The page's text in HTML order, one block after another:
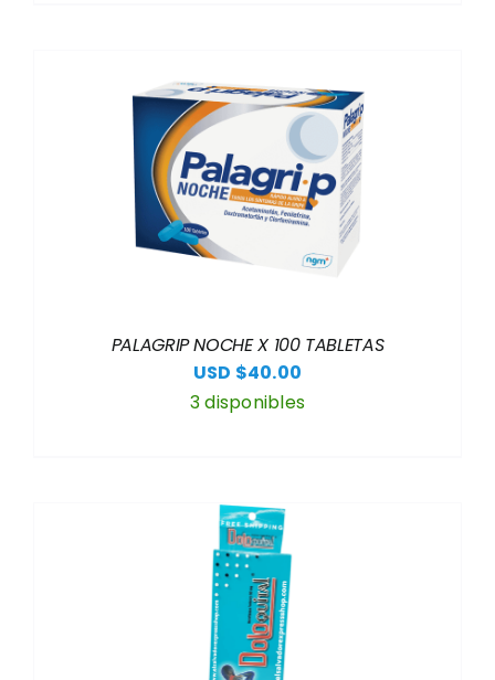
PALAGRIP NOCHE X 100 TABLETAS
USD $40.00
3 disponibles